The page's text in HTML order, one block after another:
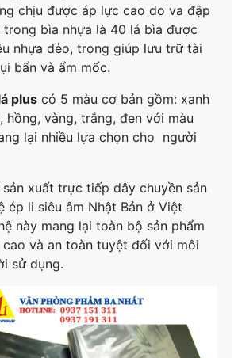
chịu được áp lực cao do va đập
trong bìa nhựa là 40 lá bìa được
nhựa dẻo, trong giúp lưu trữ tài
bẩn và ẩm mốc.
plus có 5 màu cơ bản gồm: xanh
hồng, vàng, trắng, đen với màu
lại nhiều lựa chọn cho người
sản xuất trực tiếp dây chuyền sản
ép li siêu âm Nhật Bản ở Việt
này mang lại toàn bộ sản phẩm
và an toàn tuyệt đối với môi
sử dụng.